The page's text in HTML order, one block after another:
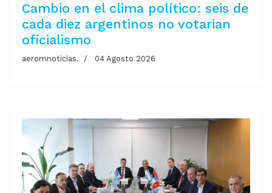
Cambio en el clima político: seis de
cada diez argentinos no votarian
oficialismo
aeromnoticias. 04 Agosto 2026